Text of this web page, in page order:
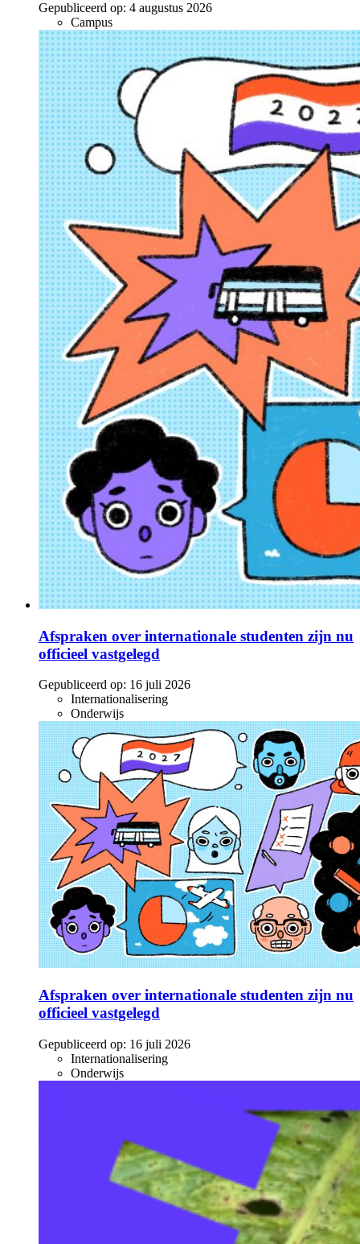
Gepubliceerd op: 4 augustus 2026
Campus
Afspraken over internationale studenten zijn nu
officieel vastgelegd
Gepubliceerd op: 16 juli 2026
Internationalisering
Onderwijs
Afspraken over internationale studenten zijn nu
officieel vastgelegd
Gepubliceerd op: 16 juli 2026
Internationalisering
Onderwijs